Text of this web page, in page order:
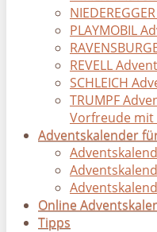
PLAYMOBIL
REVELL
SCHLEICH
TRUMPF
Vorfreude mit
Adventskalender
Online
Tipps